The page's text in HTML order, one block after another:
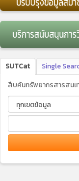
SUTCat Single
สืบค้นทรัพยากรสารสนเ